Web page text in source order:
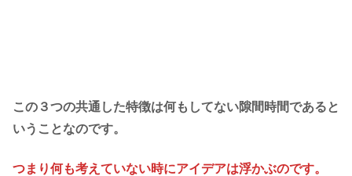
この３つの共通した特徴は何もしてない隙間時間であると
いうことなのです。
つまり何も考えていない時にアイデアは浮かぶのです。